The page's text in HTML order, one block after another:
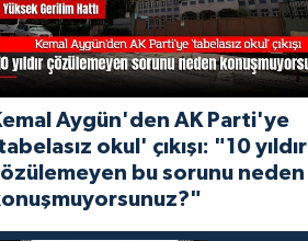
Aygün'den AK Parti'ye
okul' çıkışı: "10 yıldır
bu sorunu neden